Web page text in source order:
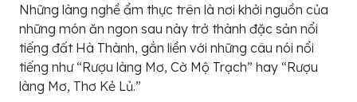
Những làng nghề ẩm thực trên là nơi khởi nguồn của
những món ăn ngon sau này trở thành đặc sản nổi
tiếng đất Hà Thành, gắn liền với những câu nói nổi
tiếng như “Rượu làng Mơ, Cờ Mộ Trạch” hay “Rượu
làng Mơ, Thơ Kẻ Lủ.”